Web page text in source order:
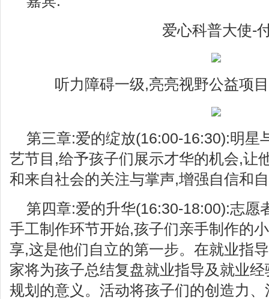
爱心科普大使-
听力障碍一级,亮亮视野公益项
第三章:爱的绽放(16:00-16:30):明星
艺节目,给予孩子们展示才华的机会,让
和来自社会的关注与掌声,增强自信和
第四章:爱的升华(16:30-18:00):志愿
手工制作环节开始,孩子们亲手制作的
享,这是他们自立的第一步。在就业指
家将为孩子总结复盘就业指导及就业
规划的意义。活动将孩子们的创造力